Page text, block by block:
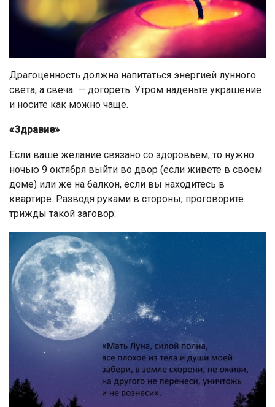
Драгоценность должна напитаться энергией лунного
света, а свеча — догореть. Утром наденьте украшение
и носите как можно чаще.
«Здравие»
Если ваше желание связано со здоровьем, то нужно
ночью 9 октября выйти во двор (если живете в своем
доме) или же на балкон, если вы находитесь в
квартире. Разводя руками в стороны, проговорите
трижды такой заговор: